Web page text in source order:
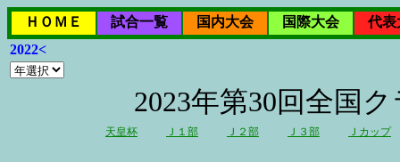
ＨＯＭＥ 試合一覧 国内大会 国際大会
代表
2022<
2023年第30回全国
天皇杯 Ｊ１部 Ｊ２部 Ｊ３部 Ｊカップ